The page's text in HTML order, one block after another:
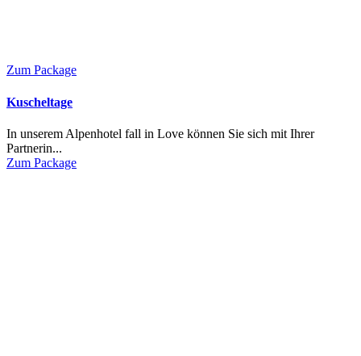
Zum Package
Kuscheltage
In unserem Alpenhotel fall in Love können Sie sich mit Ihrer
Partnerin...
Zum Package